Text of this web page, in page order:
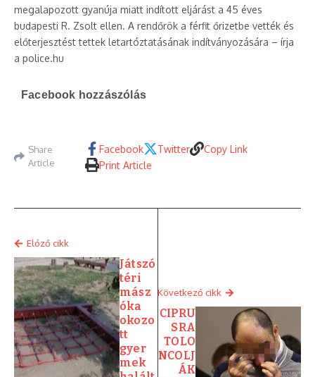
megalapozott gyanúja miatt indított eljárást a 45 éves
budapesti R. Zsolt ellen. A rendőrök a férfit őrizetbe vették és
előterjesztést tettek letartóztatásának indítványozására – írja
a police.hu
Facebook hozzászólás
Share
Article
Facebook Twitter
Copy Link
Print Article
Elóző cikk
Játszó
téri
mász
óka
okozo
tt
gyer
mek
Következő cikk
CIPRU
SRA
TOLO
NCOLJ
ÁK